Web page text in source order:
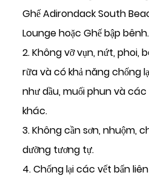
Ghế Adirondack South
Lounge hoặc Ghế bập bênh.
2. Không vỡ vụn, nứt, phoi,
rữa và có khả năng chống
như dầu, muối phun và
khác.
3. Không cần sơn, nhuộm,
dưỡng tương tự.
4. Chống lại các vết bẩn